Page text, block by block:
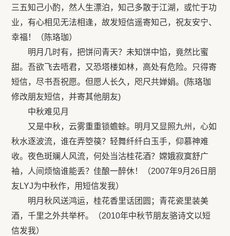
三五知己小酌，然人生漂泊，知己多散于江湖，或忙于功
业，有心相见无法相逢，故发短信遥寄知己，祝友安宁、
幸福！（陈珞珈）
明月几时有，把饼问青天？未知饼中馅，竟然比蜜
甜。吾欲飞去唔君，又恐塔楼如林，高处有危险。只得寄
短信，尽书吾祝愿。但愿人长久，咫尺共婵娟。(陈珞珈
修改朋友短信，并寄其他朋友)
中秋难见月
又是中秋，云雾重重锁蟾蜍。明月又显照九州，心如
秋水逐波流，谁在弄箜篌？轻舞纤纤白玉手，仰慕神难
收。夜色斑斓人风流，何处当沽桂花酒？嫦娥寂寞舒广
袖，人间烦恼谁能丢？佳酿一醉休！（2007年9月26日朋
友LYJ为中秋作，用短信发我）
明月秋风送鸿运，桂花香里话团圆；青花瓷里装美
酒，千里之外共举杯。（2010年中秋节朋友骆诗文以短
信发我）